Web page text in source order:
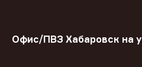
Офис/ПВЗ Хабаровск на